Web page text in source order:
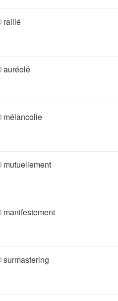
raillé
auréolé
mélancolie
mutuellement
manifestement
surmastering